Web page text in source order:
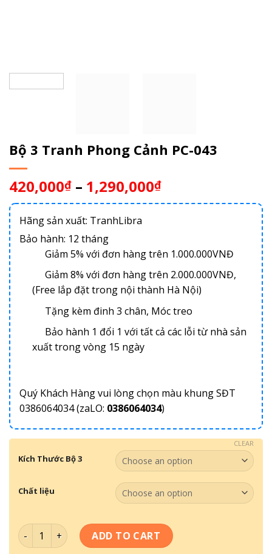
Bộ 3 Tranh Phong Cảnh PC-043
420,000₫ – 1,290,000₫
Hãng sản xuất: TranhLibra
Bảo hành: 12 tháng
Giảm 5% với đơn hàng trên 1.000.000VNĐ
Giảm 8% với đơn hàng trên 2.000.000VNĐ,
(Free lắp đặt trong nội thành Hà Nội)
Tặng kèm đinh 3 chân, Móc treo
Bảo hành 1 đổi 1 với tất cả các lỗi từ nhà sản
xuất trong vòng 15 ngày
Quý Khách Hàng vui lòng chọn màu khung SĐT
0386064034 (zaLO: 0386064034)
Kích Thước Bộ 3
Chất liệu
CLEAR
Bộ 3 Tranh Phong Cảnh PC-043 quantity
ADD TO CART